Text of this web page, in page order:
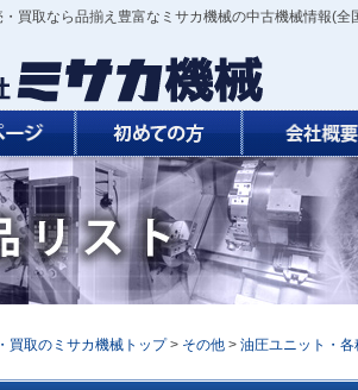
・買取なら品揃え豊富なミサカ機械の中古機械情報(
買取のミサカ機械トップ > その他 > 油圧ユニット・各